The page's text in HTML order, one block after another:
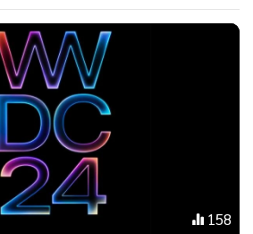
Ultra ได้อย่างเต็มที่ เพื่อเพิ่ม
AI และ machine learning (ML) อย่าง
ของเคสใหม่ โดยนักพัฒนาสามารถลง
มและเรียนรู้เพิ่มเติมเกี่ยวกับคุณ
ด้ผ่านทางเว็บไซต์ของอินเทล
หน่ายฮาร์ดแวร์อิสระ (IHV) เข้าสู่
จะช่วยให้พันธมิตรด้านฮาร์ดแวร์มี
158